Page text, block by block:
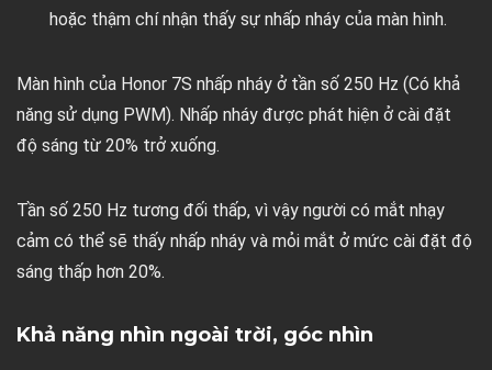
hoặc thậm chí nhận thấy sự nhấp nháy của màn hình.
Màn hình của Honor 7S nhấp nháy ở tần số 250 Hz (Có khả
năng sử dụng PWM). Nhấp nháy được phát hiện ở cài đặt
độ sáng từ 20% trở xuống.
Tần số 250 Hz tương đối thấp, vì vậy người có mắt nhạy
cảm có thể sẽ thấy nhấp nháy và mỏi mắt ở mức cài đặt độ
sáng thấp hơn 20%.
Khả năng nhìn ngoài trời, góc nhìn